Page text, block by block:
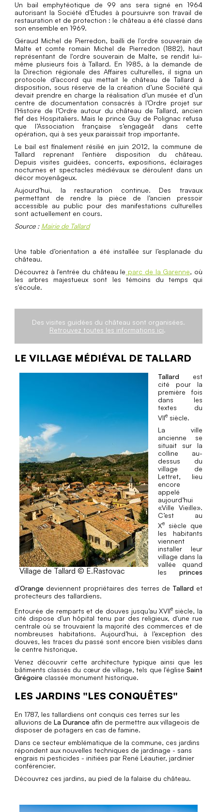
Un bail emphytéotique de 99 ans sera signé en 1964
autorisant la Société d’Études à poursuivre son travail de
restauration et de protection : le château a été classé dans
son ensemble en 1969.
Géraud Michel de Pierredon, bailli de l'ordre souverain de
Malte et comte romain Michel de Pierredon (1882), haut
représentant de l'ordre souverain de Malte, se rendit lui-
même plusieurs fois à Tallard. En 1985, à la demande de
la Direction régionale des Affaires culturelles, il signa un
protocole d’accord qui mettait le château de Tallard à
disposition, sous réserve de la création d’une Société qui
devait prendre en charge la réalisation d’un musée et d’un
centre de documentation consacrés à l’Ordre projet sur
l’Histoire de l’Ordre autour du château de Tallard, ancien
fief des Hospitaliers. Mais le prince Guy de Polignac refusa
que l’Association française s’engageât dans cette
opération, qui à ses yeux paraissait trop importante.
Le bail est finalement résilié en juin 2012, la commune de
Tallard reprenant l’entière disposition du château.
Depuis visites guidées, concerts, expositions, éclairages
nocturnes et spectacles médiévaux se déroulent dans un
décor moyenâgeux.
Aujourd’hui, la restauration continue. Des travaux
permettant de rendre la pièce de l’ancien pressoir
accessible au public pour des manifestations culturelles
sont actuellement en cours.
Source : Mairie de Tallard
Une table d’orientation a été installée sur l’esplanade du
château.
Découvrez à l'entrée du château le parc de la Garenne, où
les arbres majestueux sont les témoins du temps qui
s'écoule.
Des visites guidées du château sont organisées.
Retrouvez toutes les informations ici.
LE VILLAGE MÉDIÉVAL DE TALLARD
Village de Tallard © E.Rastovac
Tallard est
cité pour la
première fois
dans les
textes du
VIIe siècle.
La ville
ancienne se
situait sur la
colline au-
dessus du
village de
Lettret, lieu
encore
appelé
aujourd’hui
«Ville Vieille».
C’est au
Xe siècle que
les habitants
viennent
installer leur
village dans la
vallée quand
les princes
d’Orange deviennent propriétaires des terres de Tallard et
protecteurs des tallardiens.
Entourée de remparts et de douves jusqu’au XVIIe siècle, la
cité dispose d'un hôpital tenu par des religieux, d'une rue
centrale où se trouvaient la majorité des commerces et de
nombreuses habitations. Aujourd’hui, à l’exception des
douves, les traces du passé sont encore bien visibles dans
le centre historique.
Venez découvrir cette architecture typique ainsi que les
bâtiments classés du cœur de village, tels que l'église Saint
Grégoire classée monument historique.
LES JARDINS "LES CONQUÊTES"
En 1787, les tallardiens ont conquis ces terres sur les
alluvions de La Durance afin de permettre aux villageois de
disposer de potagers en cas de famine.
Dans ce secteur emblématique de la commune, ces jardins
répondent aux nouvelles techniques de jardinage - sans
engrais ni pesticides - initiées par René Léautier, jardinier
conférencier.
Découvrez ces jardins, au pied de la falaise du château.